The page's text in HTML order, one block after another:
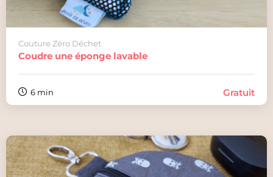
Couture Zéro Déchet
Coudre une éponge lavable
6 min Gratuit